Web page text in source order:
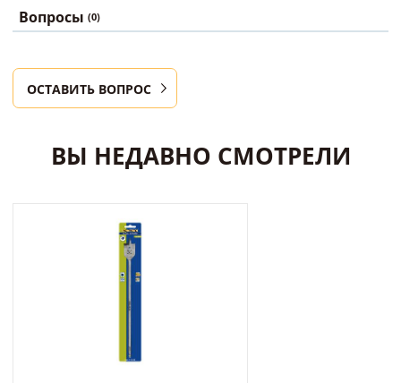
Вопросы (0)
ОСТАВИТЬ ВОПРОС
ВЫ НЕДАВНО СМОТРЕЛИ